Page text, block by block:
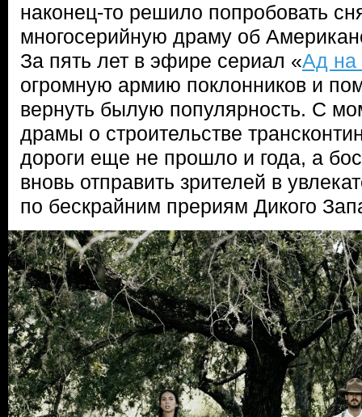
наконец-то решило попробовать
многосерийную драму об
За пять лет в эфире сериал «Ад на
огромную армию поклонников и
вернуть былую популярность. С
драмы о строительстве
дороги еще не прошло и года, а
вновь отправить зрителей в
по бескрайним прериям Дикого